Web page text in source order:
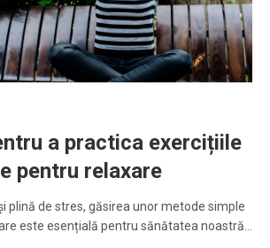
a practica exercițiile
pentru relaxare
plină de stres, găsirea unor metode simple
este esențială pentru sănătatea noastră…